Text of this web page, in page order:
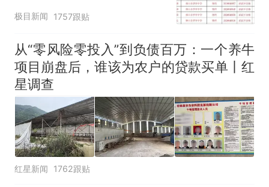
汰？教育局：已叫停招
聘，成立调查组全面核查
极目新闻 1757跟贴
从“零风险零投入”到负债百万：一个养牛
项目崩盘后，谁该为农户的贷款买单丨红
星调查
红星新闻 1762跟贴